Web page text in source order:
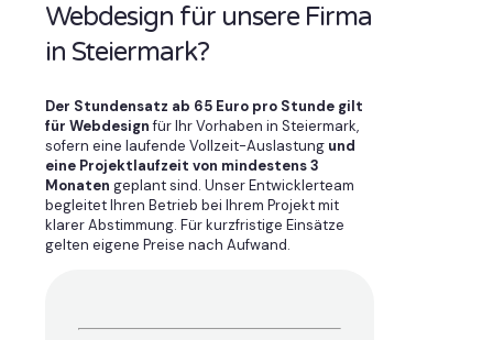
Webdesign für unsere Firma
in Steiermark?
Der Stundensatz ab 65 Euro pro Stunde gilt
für Webdesignfür Ihr Vorhaben in Steiermark,
sofern eine laufende Vollzeit-Auslastung und
eine Projektlaufzeit von mindestens 3
Monaten geplant sind. Unser Entwicklerteam
begleitet Ihren Betrieb bei Ihrem Projekt mit
klarer Abstimmung. Für kurzfristige Einsätze
gelten eigene Preise nach Aufwand.